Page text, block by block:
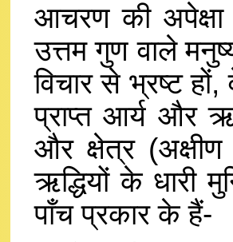
आचरण की
उत्तम गुण वाले
विचार से भ्रष्ट
प्राप्त आर्य और
और क्षेत्र
ऋद्धियों के धारी
पाँच प्रकार के हैं-